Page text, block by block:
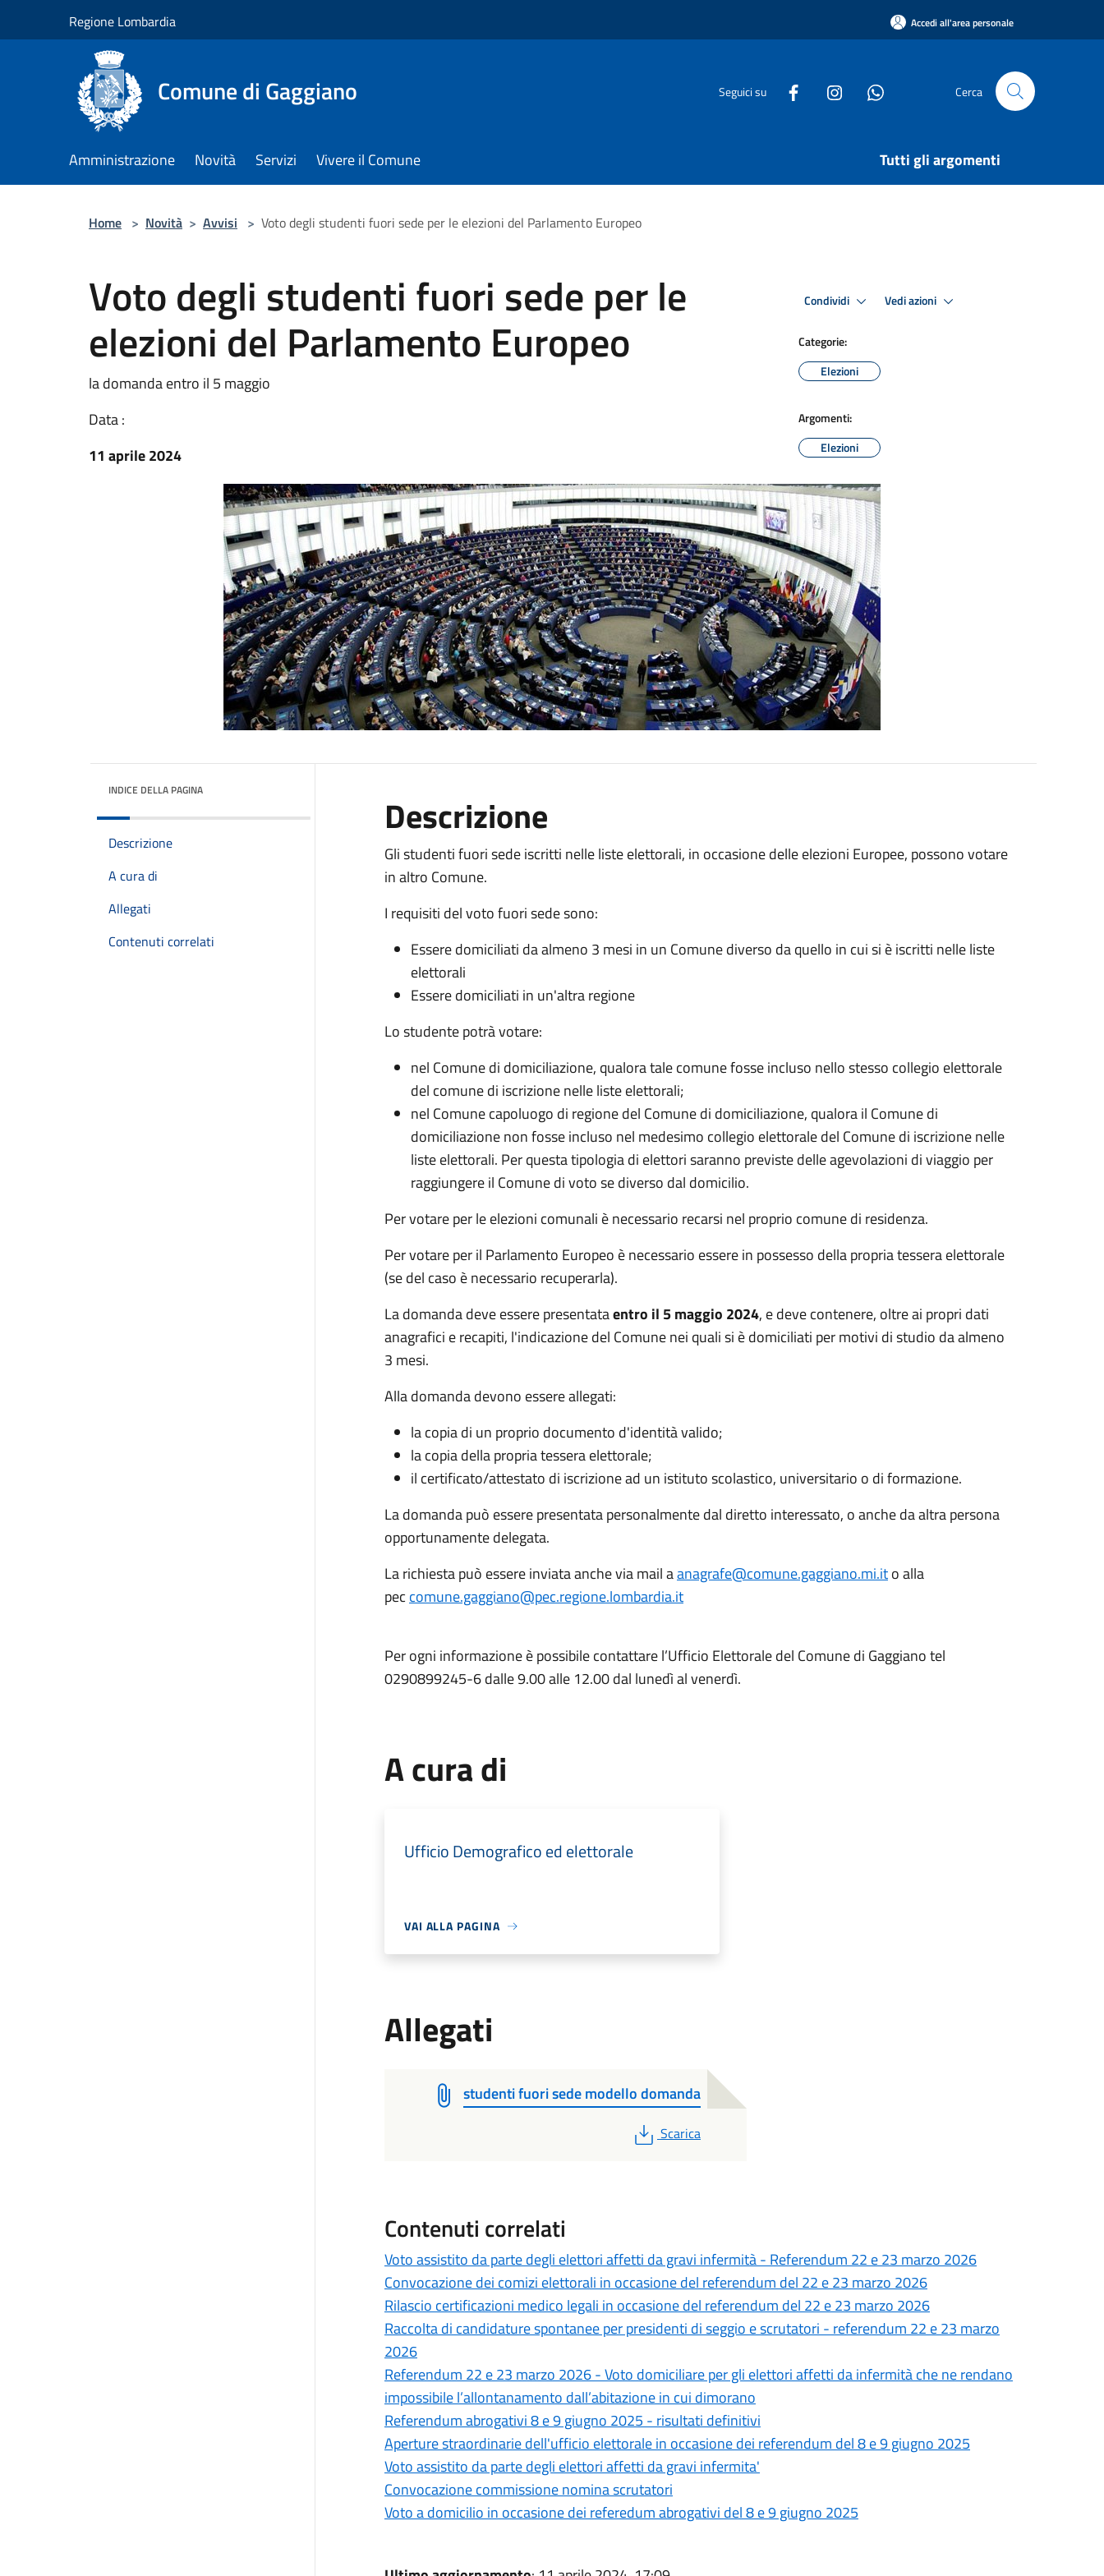
Regione Lombardia Accedi all'area personale
Comune di Gaggiano Seguici su Cerca
Amministrazione Novità Servizi Vivere il Comune Tutti gli argomenti
Home > Novità > Avvisi > Voto degli studenti fuori sede per le elezioni del Parlamento Europeo
Voto degli studenti fuori sede per le
elezioni del Parlamento Europeo
la domanda entro il 5 maggio
Data :
11 aprile 2024
Condividi Vedi azioni
Categorie:
Elezioni
Argomenti:
Elezioni
INDICE DELLA PAGINA
Descrizione
A cura di
Allegati
Contenuti correlati
Descrizione
Gli studenti fuori sede iscritti nelle liste elettorali, in occasione delle elezioni Europee, possono votare
in altro Comune.
I requisiti del voto fuori sede sono:
Essere domiciliati da almeno 3 mesi in un Comune diverso da quello in cui si è iscritti nelle liste
elettorali
Essere domiciliati in un'altra regione
Lo studente potrà votare:
nel Comune di domiciliazione, qualora tale comune fosse incluso nello stesso collegio elettorale
del comune di iscrizione nelle liste elettorali;
nel Comune capoluogo di regione del Comune di domiciliazione, qualora il Comune di
domiciliazione non fosse incluso nel medesimo collegio elettorale del Comune di iscrizione nelle
liste elettorali. Per questa tipologia di elettori saranno previste delle agevolazioni di viaggio per
raggiungere il Comune di voto se diverso dal domicilio.
Per votare per le elezioni comunali è necessario recarsi nel proprio comune di residenza.
Per votare per il Parlamento Europeo è necessario essere in possesso della propria tessera elettorale
(se del caso è necessario recuperarla).
La domanda deve essere presentataentro il 5 maggio 2024, e deve contenere, oltre ai propri dati
anagrafici e recapiti, l'indicazione del Comune nei quali si è domiciliati per motivi di studio da almeno
3 mesi.
Alla domanda devono essere allegati:
la copia di un proprio documento d'identità valido;
la copia della propria tessera elettorale;
il certificato/attestato di iscrizione ad un istituto scolastico, universitario o di formazione.
La domanda può essere presentata personalmente dal diretto interessato, o anche da altra persona
opportunamente delegata.
La richiesta può essere inviata anche via mail aanagrafe@comune.gaggiano.mi.ito alla
pec comune.gaggiano@pec.regione.lombardia.it
Per ogni informazione è possibile contattare l’Ufficio Elettorale del Comune di Gaggiano tel
0290899245-6 dalle 9.00 alle 12.00 dal lunedì al venerdì.
A cura di
Ufficio Demografico ed elettorale
VAI ALLA PAGINA
Allegati
studenti fuori sede modello domanda
PDF
Scarica
Contenuti correlati
Voto assistito da parte degli elettori affetti da gravi infermità - Referendum 22 e 23 marzo 2026
Convocazione dei comizi elettorali in occasione del referendum del 22 e 23 marzo 2026
Rilascio certificazioni medico legali in occasione del referendum del 22 e 23 marzo 2026
Raccolta di candidature spontanee per presidenti di seggio e scrutatori - referendum 22 e 23 marzo
2026
Referendum 22 e 23 marzo 2026 - Voto domiciliare per gli elettori affetti da infermità che ne rendano
impossibile l’allontanamento dall’abitazione in cui dimorano
Referendum abrogativi 8 e 9 giugno 2025 - risultati definitivi
Aperture straordinarie dell'ufficio elettorale in occasione dei referendum del 8 e 9 giugno 2025
Voto assistito da parte degli elettori affetti da gravi infermita'
Convocazione commissione nomina scrutatori
Voto a domicilio in occasione dei referedum abrogativi del 8 e 9 giugno 2025